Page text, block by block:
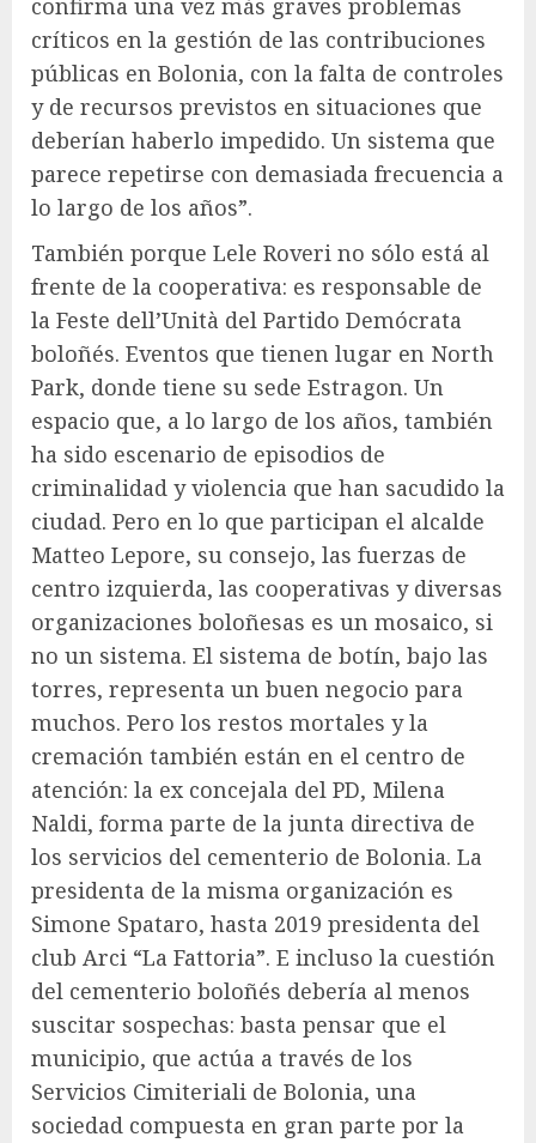
confirma una vez más graves problemas
críticos en la gestión de las contribuciones
públicas en Bolonia, con la falta de controles
y de recursos previstos en situaciones que
deberían haberlo impedido. Un sistema que
parece repetirse con demasiada frecuencia a
lo largo de los años”.
También porque Lele Roveri no sólo está al
frente de la cooperativa: es responsable de
la Feste dell’Unità del Partido Demócrata
boloñés. Eventos que tienen lugar en North
Park, donde tiene su sede Estragon. Un
espacio que, a lo largo de los años, también
ha sido escenario de episodios de
criminalidad y violencia que han sacudido la
ciudad. Pero en lo que participan el alcalde
Matteo Lepore, su consejo, las fuerzas de
centro izquierda, las cooperativas y diversas
organizaciones boloñesas es un mosaico, si
no un sistema. El sistema de botín, bajo las
torres, representa un buen negocio para
muchos. Pero los restos mortales y la
cremación también están en el centro de
atención: la ex concejala del PD, Milena
Naldi, forma parte de la junta directiva de
los servicios del cementerio de Bolonia. La
presidenta de la misma organización es
Simone Spataro, hasta 2019 presidenta del
club Arci “La Fattoria”. E incluso la cuestión
del cementerio boloñés debería al menos
suscitar sospechas: basta pensar que el
municipio, que actúa a través de los
Servicios Cimiteriali de Bolonia, una
sociedad compuesta en gran parte por la